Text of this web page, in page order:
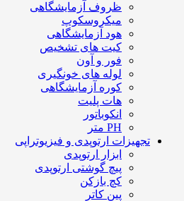
ظروف آزمایشگاهی
میکروسکوپ
هود آزمایشگاهی
کیت های تشخیص
فور و آون
لوله های خونگیری
کوره آزمایشگاهی
هات پلیت
انکوباتور
PH متر
تجهیزات ارتوپدی و فیزیوتراپی
ابزار ارتوپدی
پیچ گوشتی ارتوپدی
کچ بازکن
پین کاتر